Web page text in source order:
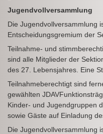
Jugendvollversammlung
Die Jugendvollversammlung
Entscheidungsgremium der
Teilnahme- und
sind alle Mitglieder der
des 27. Lebensjahres. Eine
Teilnahmeberechtigt sind
gewählten
Kinder- und Jugendgruppen
sowie Gäste auf Einladung
Die Jugendvollversammlung